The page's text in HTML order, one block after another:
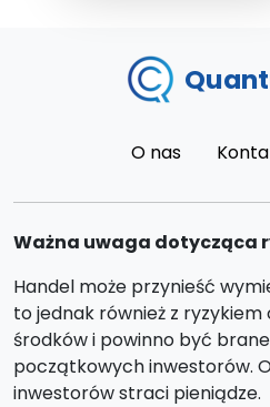
O nas
Ważna uwaga dotycząca
Handel może przynieść
to jednak również z
środków i powinno być
początkowych inwestorów.
inwestorów straci pieniądze.